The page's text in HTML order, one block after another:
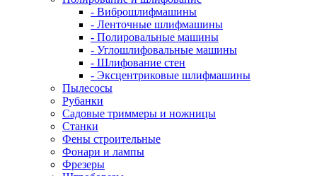
- Виброшлифмашины
- Ленточные шлифмашины
- Полировальные машины
- Углошлифовальные машины
- Шлифование стен
- Эксцентриковые шлифмашины
Пылесосы
Рубанки
Садовые триммеры и ножницы
Станки
Фены строительные
Фонари и лампы
Фрезеры